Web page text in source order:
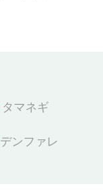
タマネギ
デンファレ